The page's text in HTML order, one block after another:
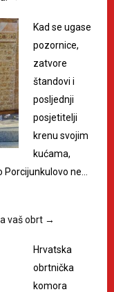
Kad se ugase
pozornice,
zatvore
štandovi i
posljednji
posjetitelji
krenu svojim
kućama,
ne…
vaš obrt →
Hrvatska
obrtnička
komora